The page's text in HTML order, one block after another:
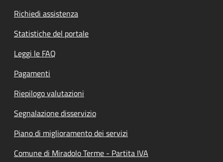
Richiedi assistenza
Statistiche del portale
Leggi le FAQ
Pagamenti
Riepilogo valutazioni
Segnalazione disservizio
Piano di miglioramento dei servizi
Comune di Miradolo Terme - Partita IVA